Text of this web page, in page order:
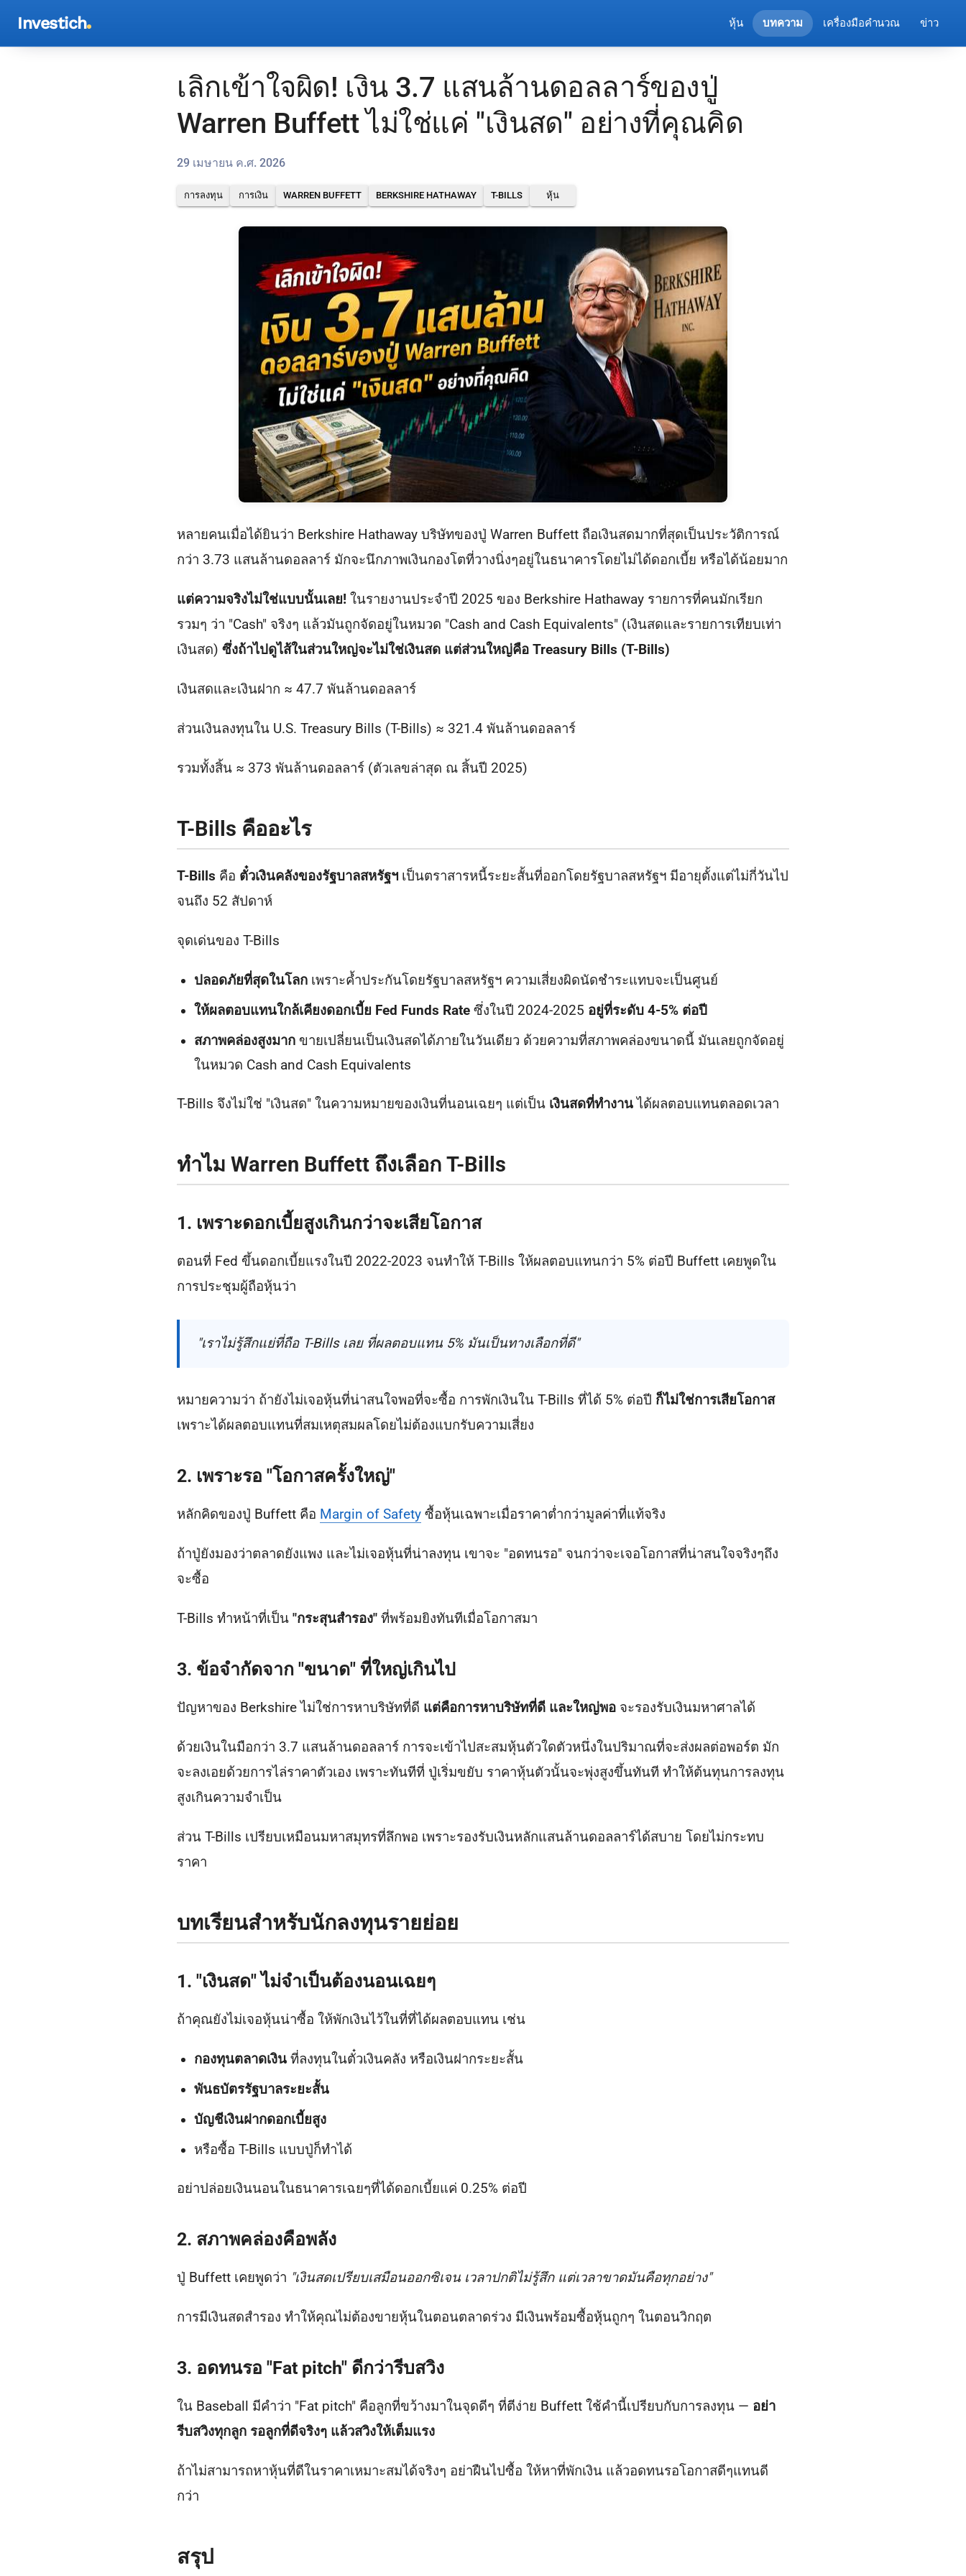
Investich หุ้น บทความ เครื่องมือคำนวณ ข่าว
เลิกเข้าใจผิด! เงิน 3.7 แสนล้านดอลลาร์ของปู่
Warren Buffett ไม่ใช่แค่ "เงินสด" อย่างที่คุณคิด
29 เมษายน ค.ศ. 2026
การลงทุน การเงิน WARREN BUFFETT BERKSHIRE HATHAWAY T-BILLS หุ้น
หลายคนเมื่อได้ยินว่า Berkshire Hathaway บริษัทของปู่ Warren Buffett ถือเงินสดมากที่สุดเป็นประวัติการณ์
กว่า 3.73 แสนล้านดอลลาร์ มักจะนึกภาพเงินกองโตที่วางนิ่งๆอยู่ในธนาคารโดยไม่ได้ดอกเบี้ย หรือได้น้อยมาก
แต่ความจริงไม่ใช่แบบนั้นเลย! ในรายงานประจำปี 2025 ของ Berkshire Hathaway รายการที่คนมักเรียก
รวมๆ ว่า "Cash" จริงๆ แล้วมันถูกจัดอยู่ในหมวด "Cash and Cash Equivalents" (เงินสดและรายการเทียบเท่า
เงินสด) ซึ่งถ้าไปดูไส้ในส่วนใหญ่จะไม่ใช่เงินสด แต่ส่วนใหญ่คือ Treasury Bills (T-Bills)
เงินสดและเงินฝาก ≈ 47.7 พันล้านดอลลาร์
ส่วนเงินลงทุนใน U.S. Treasury Bills (T-Bills) ≈ 321.4 พันล้านดอลลาร์
รวมทั้งสิ้น ≈ 373 พันล้านดอลลาร์ (ตัวเลขล่าสุด ณ สิ้นปี 2025)
T-Bills คืออะไร
T-Bills คือ ตั๋วเงินคลังของรัฐบาลสหรัฐฯ เป็นตราสารหนี้ระยะสั้นที่ออกโดยรัฐบาลสหรัฐฯ มีอายุตั้งแต่ไม่กี่วันไป
จนถึง 52 สัปดาห์
จุดเด่นของ T-Bills
ปลอดภัยที่สุดในโลก เพราะค้ำประกันโดยรัฐบาลสหรัฐฯ ความเสี่ยงผิดนัดชำระแทบจะเป็นศูนย์
ให้ผลตอบแทนใกล้เคียงดอกเบี้ย Fed Funds Rate ซึ่งในปี 2024-2025 อยู่ที่ระดับ 4-5% ต่อปี
สภาพคล่องสูงมาก ขายเปลี่ยนเป็นเงินสดได้ภายในวันเดียว ด้วยความที่สภาพคล่องขนาดนี้ มันเลยถูกจัดอยู่
ในหมวด Cash and Cash Equivalents
T-Bills จึงไม่ใช่ "เงินสด" ในความหมายของเงินที่นอนเฉยๆ แต่เป็น เงินสดที่ทำงานได้ผลตอบแทนตลอดเวลา
ทำไม Warren Buffett ถึงเลือก T-Bills
1. เพราะดอกเบี้ยสูงเกินกว่าจะเสียโอกาส
ตอนที่ Fed ขึ้นดอกเบี้ยแรงในปี 2022-2023 จนทำให้ T-Bills ให้ผลตอบแทนกว่า 5% ต่อปี Buffett เคยพูดใน
การประชุมผู้ถือหุ้นว่า
"เราไม่รู้สึกแย่ที่ถือ T-Bills เลย ที่ผลตอบแทน 5% มันเป็นทางเลือกที่ดี"
หมายความว่า ถ้ายังไม่เจอหุ้นที่น่าสนใจพอที่จะซื้อ การพักเงินใน T-Bills ที่ได้ 5% ต่อปี ก็ไม่ใช่การเสียโอกาส
เพราะได้ผลตอบแทนที่สมเหตุสมผลโดยไม่ต้องแบกรับความเสี่ยง
2. เพราะรอ "โอกาสครั้งใหญ่"
หลักคิดของปู่ Buffett คือ Margin of Safety ซื้อหุ้นเฉพาะเมื่อราคาต่ำกว่ามูลค่าที่แท้จริง
ถ้าปู่ยังมองว่าตลาดยังแพง และไม่เจอหุ้นที่น่าลงทุน เขาจะ "อดทนรอ" จนกว่าจะเจอโอกาสที่น่าสนใจจริงๆถึง
จะซื้อ
T-Bills ทำหน้าที่เป็น "กระสุนสำรอง" ที่พร้อมยิงทันทีเมื่อโอกาสมา
3. ข้อจำกัดจาก "ขนาด" ที่ใหญ่เกินไป
ปัญหาของ Berkshire ไม่ใช่การหาบริษัทที่ดี แต่คือการหาบริษัทที่ดี และใหญ่พอ จะรองรับเงินมหาศาลได้
ด้วยเงินในมือกว่า 3.7 แสนล้านดอลลาร์ การจะเข้าไปสะสมหุ้นตัวใดตัวหนึ่งในปริมาณที่จะส่งผลต่อพอร์ต มัก
จะลงเอยด้วยการไล่ราคาตัวเอง เพราะทันทีที่ ปู่เริ่มขยับ ราคาหุ้นตัวนั้นจะพุ่งสูงขึ้นทันที ทำให้ต้นทุนการลงทุน
สูงเกินความจำเป็น
ส่วน T-Bills เปรียบเหมือนมหาสมุทรที่ลึกพอ เพราะรองรับเงินหลักแสนล้านดอลลาร์ได้สบาย โดยไม่กระทบ
ราคา
บทเรียนสำหรับนักลงทุนรายย่อย
1. "เงินสด" ไม่จำเป็นต้องนอนเฉยๆ
ถ้าคุณยังไม่เจอหุ้นน่าซื้อ ให้พักเงินไว้ในที่ที่ได้ผลตอบแทน เช่น
กองทุนตลาดเงิน ที่ลงทุนในตั๋วเงินคลัง หรือเงินฝากระยะสั้น
พันธบัตรรัฐบาลระยะสั้น
บัญชีเงินฝากดอกเบี้ยสูง
หรือซื้อ T-Bills แบบปู่ก็ทำได้
อย่าปล่อยเงินนอนในธนาคารเฉยๆที่ได้ดอกเบี้ยแค่ 0.25% ต่อปี
2. สภาพคล่องคือพลัง
ปู่ Buffett เคยพูดว่า "เงินสดเปรียบเสมือนออกซิเจน เวลาปกติไม่รู้สึก แต่เวลาขาดมันคือทุกอย่าง"
การมีเงินสดสำรอง ทำให้คุณไม่ต้องขายหุ้นในตอนตลาดร่วง มีเงินพร้อมซื้อหุ้นถูกๆ ในตอนวิกฤต
3. อดทนรอ "Fat pitch" ดีกว่ารีบสวิง
ใน Baseball มีคำว่า "Fat pitch" คือลูกที่ขว้างมาในจุดดีๆ ที่ตีง่าย Buffett ใช้คำนี้เปรียบกับการลงทุน — อย่า
รีบสวิงทุกลูก รอลูกที่ดีจริงๆ แล้วสวิงให้เต็มแรง
ถ้าไม่สามารถหาหุ้นที่ดีในราคาเหมาะสมได้จริงๆ อย่าฝืนไปซื้อ ให้หาที่พักเงิน แล้วอดทนรอโอกาสดีๆแทนดี
กว่า
สรุป